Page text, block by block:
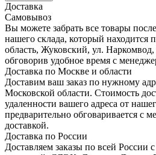
Доставка
Самовывоз
Вы можете забрать все товары
нашего склада, который находится
область, Жуковский, ул.
обговорив удобное время с
Доставка по Москве и области
Доставим ваш заказ по нужному
Московской области. Стоимость
удаленности вашего адреса от
предварительно обговаривается с
доставкой.
Доставка по России
Доставляем заказы по всей